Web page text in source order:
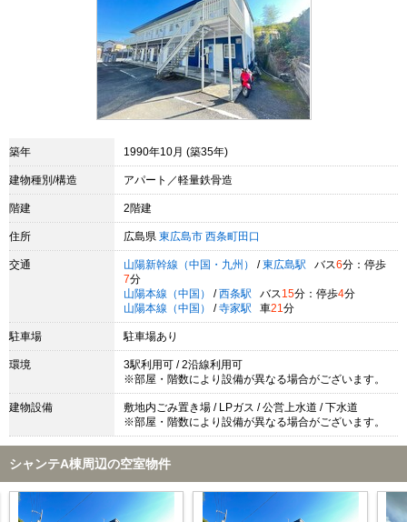
築年 1990年10月 (築35年)
建物種別/構造 アパート／軽量鉄骨造
階建 2階建
住所 広島県 東広島市 西条町田口
交通 山陽新幹線（中国・九州） / 東広島駅 バス6分：停歩
7分
山陽本線（中国）
/ 西条駅 バス 15分：停歩4分
山陽本線（中国）
/ 寺家駅 車21 分
駐車場 駐車場あり
環境
3駅利用可 / 2沿線利用可
※部屋・階数により設備が異なる場合がございます。
建物設備
敷地内ごみ置き場 / LPガス / 公営上水道 / 下水道
※部屋・階数により設備が異なる場合がございます。
シャンテA棟周辺の空室物件